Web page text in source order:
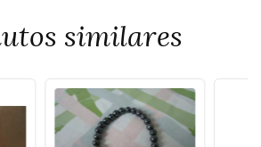
similares